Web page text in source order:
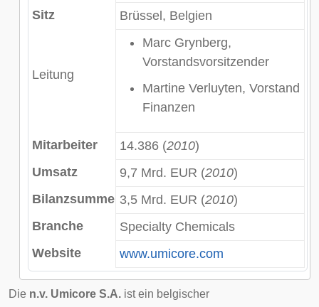
Sitz
Brüssel, Belgien
Leitung
Marc Grynberg,
Vorstandsvorsitzender
Martine Verluyten, Vorstand
Finanzen
Mitarbeiter 14.386 (2010)
Umsatz
9,7 Mrd. EUR (2010)
Bilanzsumme 3,5 Mrd. EUR (2010)
Branche
Specialty Chemicals
Website
www.umicore.com
Die n.v. Umicore S.A. ist ein belgischer